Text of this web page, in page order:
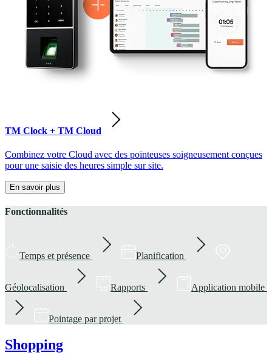
TM Clock + TM Cloud
Combinez votre Cloud avec des pointeuses soigneusement conçues
pour une saisie des heures simple sur site.
En savoir plus
Fonctionnalités
Temps et présence Planification
Géolocalisation Rapports Application mobile
Pointage par projet
Shopping